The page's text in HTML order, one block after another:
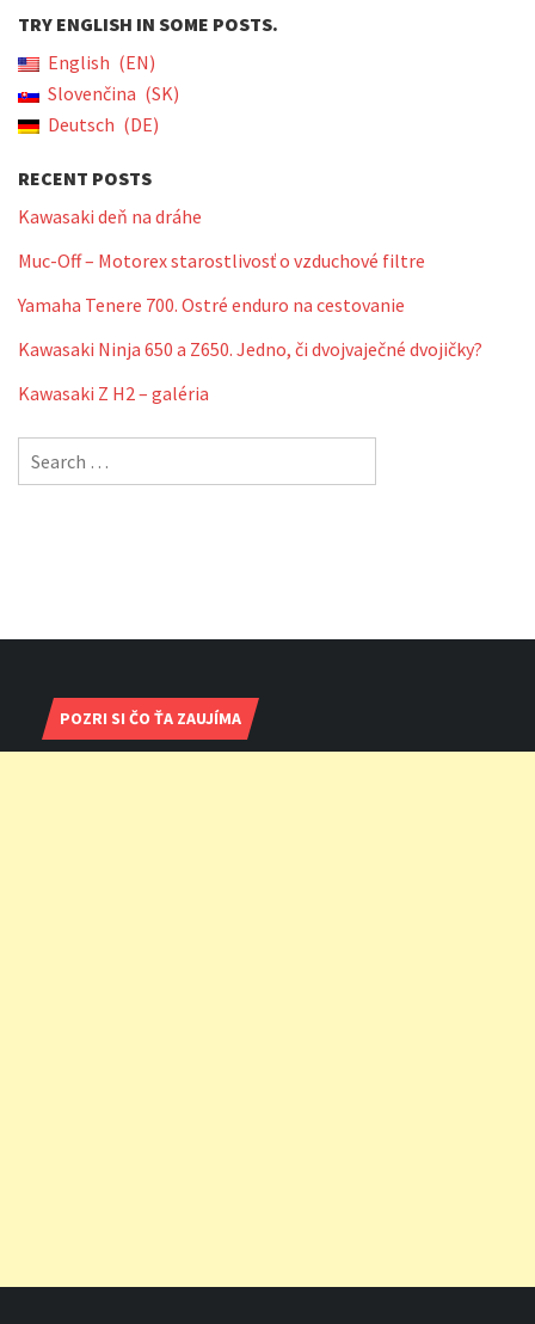
TRY ENGLISH IN SOME POSTS.
English
EN
Slovenčina
SK
Deutsch
DE
RECENT POSTS
Kawasaki deň na dráhe
Muc-Off – Motorex starostlivosť o vzduchové filtre
Yamaha Tenere 700. Ostré enduro na cestovanie
Kawasaki Ninja 650 a Z650. Jedno, či dvojvaječné dvojičky?
Kawasaki Z H2 – galéria
Search
for:
POZRI SI ČO ŤA ZAUJÍMA